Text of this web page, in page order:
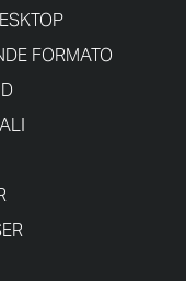
FORMATO